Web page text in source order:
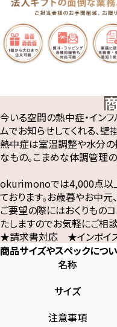
今いる空間の熱中症・イン
ムでお知らせしてくれる、壁
熱中症は室温調整や水分
なもの。こまめな体調管理
okurimonoでは4,000点以
ております。お歳暮やお中
ご要望の際にはおくりもの
たしますのでお気軽にご相談
★請求書対応 ★インボイ
商品サイズやスペックにつ
名称
サイズ
注意事項